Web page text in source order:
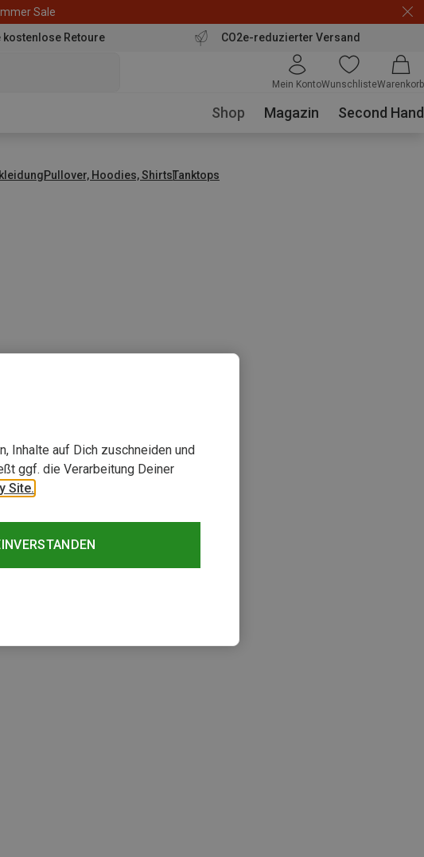
Sale
kostenlose Retoure CO2e-reduzierter Versand
Mein KontoWunschlisteWarenkorb
Shop Magazin Second Hand
Pullover, Hoodies, ShirtsTanktops
Inhalte auf Dich zuschneiden und
ggf. die Verarbeitung Deiner
Site.